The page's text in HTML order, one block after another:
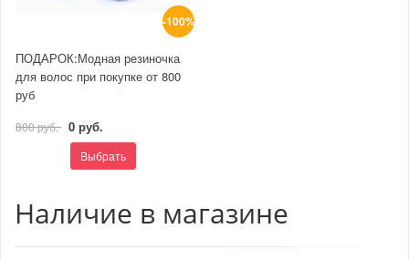
-100%
ПОДАРОК:Модная резиночка
для волос при покупке от 800
руб
800 руб. 0 руб.
Выбрать
Наличие в магазине